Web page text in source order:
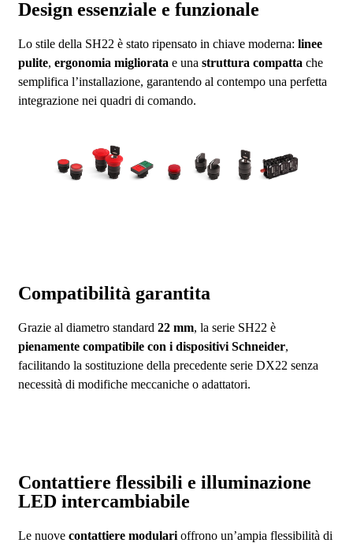
Design essenziale e funzionale
Lo stile della SH22 è stato ripensato in chiave moderna: linee
pulite, ergonomia migliorata e una struttura compatta che
semplifica l’installazione, garantendo al contempo una perfetta
integrazione nei quadri di comando.
Compatibilità garantita
Grazie al diametro standard 22 mm, la serie SH22 è
pienamente compatibile con i dispositivi Schneider,
facilitando la sostituzione della precedente serie DX22 senza
necessità di modifiche meccaniche o adattatori.
Contattiere flessibili e illuminazione
LED intercambiabile
Le nuove contattiere modulari offrono un’ampia flessibilità di